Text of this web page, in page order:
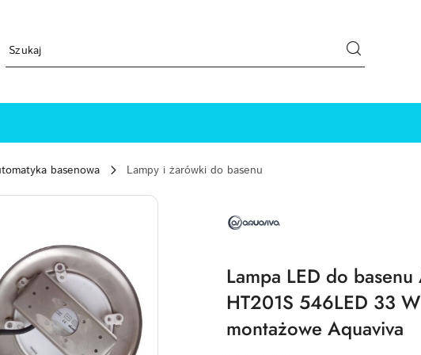
basenowa
Lampy i żarówki do basenu
AQUAVIVA
Lampa LED do
HT201S 546LED 33
montażowe Aquaviva